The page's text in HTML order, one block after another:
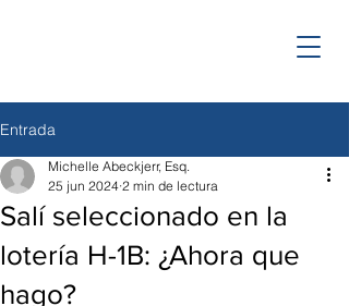
Entrada
Salí seleccionado en la
lotería H-1B: ¿Ahora que
hago?
Michelle Abeckjerr, Esq.
25 jun 2024 2 min de lectura